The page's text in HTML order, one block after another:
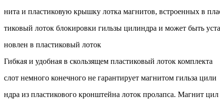
нита и пластиковую крышку лотка магнитов, встроенных в
тиковый лоток блокировки гильзы цилиндра и может быть уста
новлен в пластиковый лоток
Гибкая и удобная в скользящем пластиковый лоток комплекта
слот немного конечного не гарантирует магнитом гильза цили
ндра из пластикового кронштейна лоток пролапса. Магнит цил